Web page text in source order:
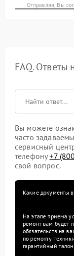
Отправляя, Вы
FAQ. Ответы
Вы можете
часто
сервисный
телефону+7
свой вопрос.
Какие документы
На этапе приема
ремонт вам будет
обязательств на
по ремонту
гарантийный талон.